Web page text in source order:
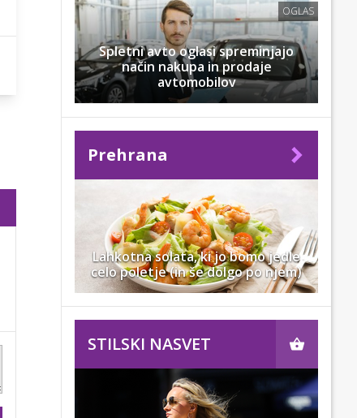
OGLAS
Spletni avto oglasi spreminjajo
način nakupa in prodaje
avtomobilov
Prehrana
Lahkotna solata, ki jo bomo jedle
celo poletje (in še dolgo po njem)
STILSKI NASVET